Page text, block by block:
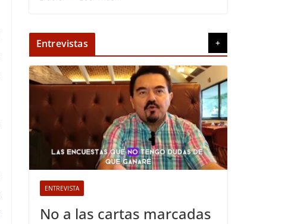
Entrevistas +
ENTREVISTA
No a las cartas marcadas